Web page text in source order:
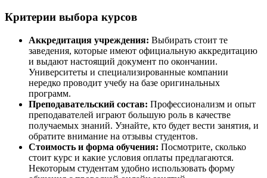
Критерии выбора курсов
Аккредитация учреждения: Выбирать стоит те
заведения, которые имеют официальную аккредитацию
и выдают настоящий документ по окончании.
Университеты и специализированные компании
нередко проводит учебу на базе оригинальных
программ.
Преподавательский состав: Профессионализм и опыт
преподавателей играют большую роль в качестве
получаемых знаний. Узнайте, кто будет вести занятия, и
обратите внимание на отзывы студентов.
Стоимость и форма обучения: Посмотрите, сколько
стоит курс и какие условия оплаты предлагаются.
Некоторым студентам удобно использовать форму